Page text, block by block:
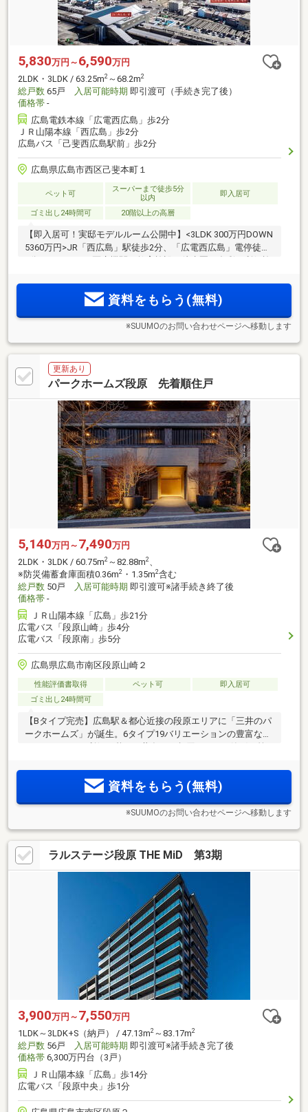
5,830万円～ 6,590万円
2LDK・3LDK / 63.25m2 ～68.2m2
総戸数 65戸 入居可能時期 即引渡可（手続き完了後）
価格帯 -
広島電鉄本線「広電西広島」歩2分
ＪＲ山陽本線「西広島」歩2分
広島バス「己斐西広島駅前」歩2分
広島県広島市西区己斐本町１
ペット可
スーパーまで徒歩5分
以内
即入居可
ゴミ出し24時間可 20階以上の高層
【即入居可！実邸モデルルーム公開中】<3LDK 300万円DOWN
5360万円>JR「西広島」駅徒歩2分、「広電西広島」電停徒歩
テム」を標準装備。充実の設備仕様や多目的ルームなどの共
用施設が魅力の高層20階建て資料をもらう(無料)
※SUUMOのお問い合わせページへ移動します
更新あり
パークホームズ段原 先着順住戸
5,140万円～ 7,490万円
2LDK・3LDK / 60.75m2 ～82.88m2、
※防災備蓄倉庫面積0.36m2 ・1.35m2含む
総戸数 50戸 入居可能時期 即引渡可※諸手続き終了後
価格帯 -
ＪＲ山陽本線「広島」歩21分
広電バス「段原山崎」歩4分
広電バス「段原南」歩5分
広島県広島市南区段原山崎２
性能評価書取得 ペット可
即入居可
ゴミ出し24時間可
【Bタイプ完売】広島駅＆都心近接の段原エリアに「三井のパ
ークホームズ」が誕生。6タイプ19バリエーションの豊富なプ
資料をもらう(無料)
※SUUMOのお問い合わせページへ移動します
ラルステージ段原 THE MiD 第3期
3,900万円～ 7,550万円
1LDK～3LDK+S（納戸） / 47.13m2 ～83.17m2
総戸数 56戸 入居可能時期 即引渡可※諸手続き完了後
価格帯 6,300万円台（3戸）
ＪＲ山陽本線「広島」歩14分
広電バス「段原中央」歩1分